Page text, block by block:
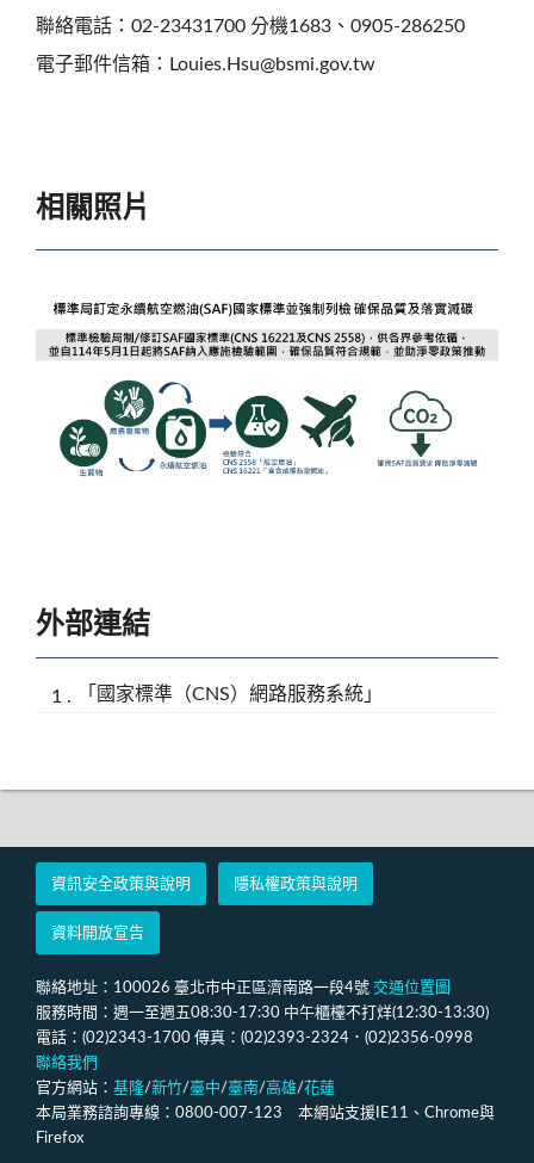
聯絡電話：02-23431700 分機1683、0905-286250
電子郵件信箱：Louies.Hsu@bsmi.gov.tw
相關照片
外部連結
「國家標準（CNS）網路服務系統」
資訊安全政策與說明 隱私權政策與說明
資料開放宣告
聯絡地址：100026 臺北市中正區濟南路一段4號 交通位置圖
服務時間：週一至週五08:30-17:30 中午櫃檯不打烊(12:30-13:30)
電話：(02)2343-1700 傳真：(02)2393-2324．(02)2356-0998
聯絡我們
官方網站： 基隆/新竹/臺中/臺南/高雄/花蓮
本局業務諮詢專線：0800-007-123 本網站支援IE11、Chrome與
Firefox